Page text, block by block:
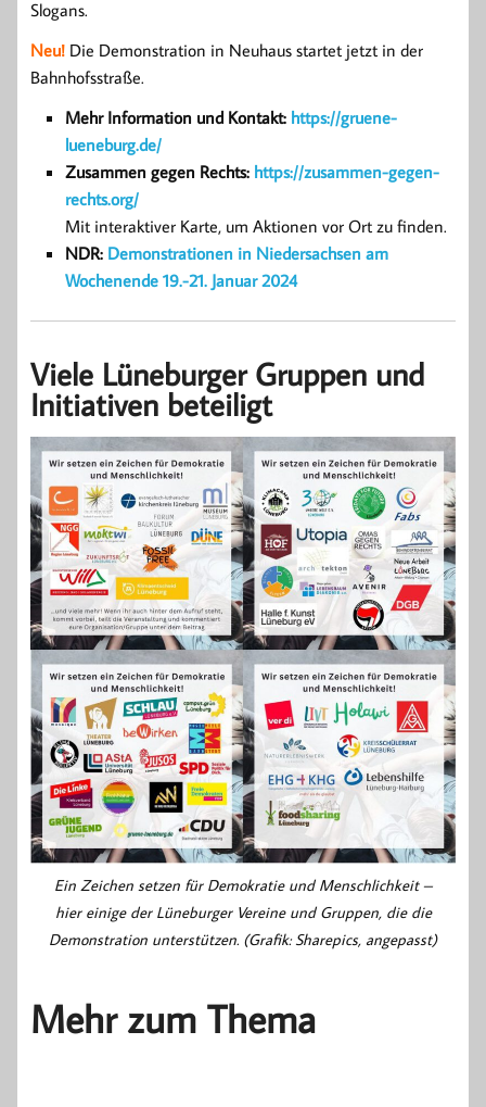
Slogans.
Neu! Die Demonstration in Neuhaus startet jetzt in der
Bahnhofsstraße.
Mehr Information und Kontakt: https://gruene-
lueneburg.de/
Zusammen gegen Rechts: https://zusammen-gegen-
rechts.org/
Mit interaktiver Karte, um Aktionen vor Ort zu finden.
NDR: Demonstrationen in Niedersachsen am
Wochenende 19.-21. Januar 2024
Viele Lüneburger Gruppen und
Initiativen beteiligt
Ein Zeichen setzen für Demokratie und Menschlichkeit –
hier einige der Lüneburger Vereine und Gruppen, die die
Demonstration unterstützen. (Grafik: Sharepics, angepasst)
Mehr zum Thema